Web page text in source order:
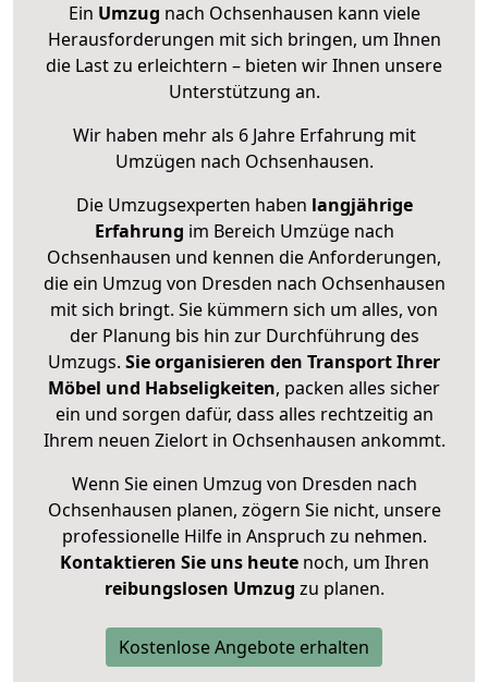
Ein Umzug nach Ochsenhausen kann viele
Herausforderungen mit sich bringen, um Ihnen
die Last zu erleichtern – bieten wir Ihnen unsere
Unterstützung an.
Wir haben mehr als 6 Jahre Erfahrung mit
Umzügen nach Ochsenhausen.
Die Umzugsexperten haben langjährige
Erfahrung im Bereich Umzüge nach
Ochsenhausen und kennen die Anforderungen,
die ein Umzug von Dresden nach Ochsenhausen
mit sich bringt. Sie kümmern sich um alles, von
der Planung bis hin zur Durchführung des
Umzugs. Sie organisieren den Transport Ihrer
Möbel und Habseligkeiten, packen alles sicher
ein und sorgen dafür, dass alles rechtzeitig an
Ihrem neuen Zielort in Ochsenhausen ankommt.
Wenn Sie einen Umzug von Dresden nach
Ochsenhausen planen, zögern Sie nicht, unsere
professionelle Hilfe in Anspruch zu nehmen.
Kontaktieren Sie uns heutenoch, um Ihren
reibungslosen Umzug zu planen.
Kostenlose Angebote erhalten